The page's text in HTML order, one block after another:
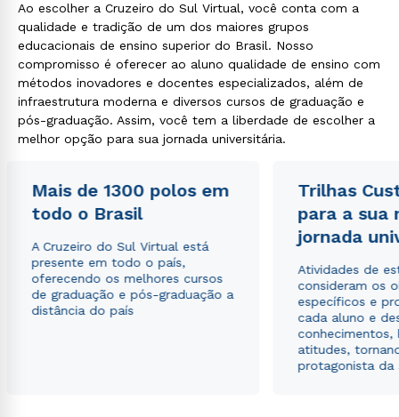
Ao escolher a Cruzeiro do Sul Virtual, você conta com a
qualidade e tradição de um dos maiores grupos
educacionais de ensino superior do Brasil. Nosso
compromisso é oferecer ao aluno qualidade de ensino com
métodos inovadores e docentes especializados, além de
infraestrutura moderna e diversos cursos de graduação e
pós-graduação. Assim, você tem a liberdade de escolher a
melhor opção para sua jornada universitária.
Mais de 1300 polos em
todo o Brasil
A Cruzeiro do Sul Virtual está
presente em todo o país,
oferecendo os melhores cursos
de graduação e pós-graduação a
distância do país
Trilhas
para a sua
jornada
Atividades de
consideram os
específicos e
cada aluno e
conhecimentos,
atitudes,
protagonista da